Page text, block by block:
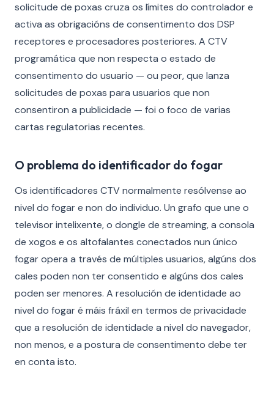
solicitude de poxas cruza os límites do controlador e
activa as obrigacións de consentimento dos DSP
receptores e procesadores posteriores. A CTV
programática que non respecta o estado de
consentimento do usuario — ou peor, que lanza
solicitudes de poxas para usuarios que non
consentiron a publicidade — foi o foco de varias
cartas regulatorias recentes.
O problema do identificador do fogar
Os identificadores CTV normalmente resólvense ao
nivel do fogar e non do individuo. Un grafo que une o
televisor intelixente, o dongle de streaming, a consola
de xogos e os altofalantes conectados nun único
fogar opera a través de múltiples usuarios, algúns dos
cales poden non ter consentido e algúns dos cales
poden ser menores. A resolución de identidade ao
nivel do fogar é máis fráxil en termos de privacidade
que a resolución de identidade a nivel do navegador,
non menos, e a postura de consentimento debe ter
en conta isto.